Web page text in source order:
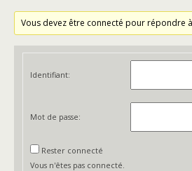
Vous devez être connecté pour répondre
Identifiant:
Mot de passe:
Rester connecté
Vous n'êtes pas connecté.